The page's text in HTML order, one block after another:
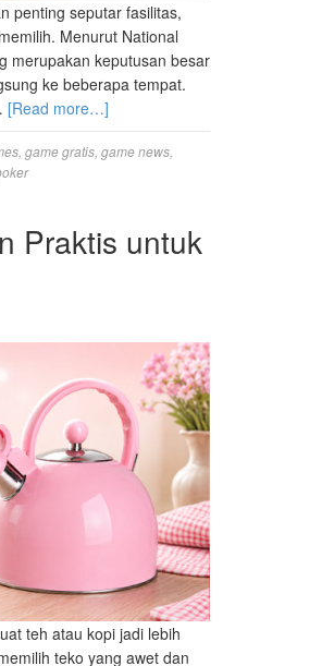
penting seputar fasilitas,
Menurut National
merupakan keputusan besar
ke beberapa tempat.
[Read more…]
game gratis game news
Praktis untuk
teh atau kopi jadi lebih
teko yang awet dan